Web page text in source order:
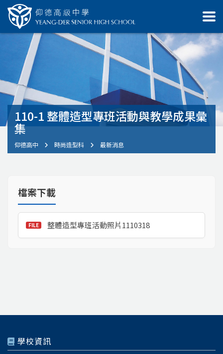
110-1 整體造型專班活動與教學成果彙
集
仰德高中 時尚造型科 最新消息
檔案下載
整體造型專班活動照片1110318
學校資訊